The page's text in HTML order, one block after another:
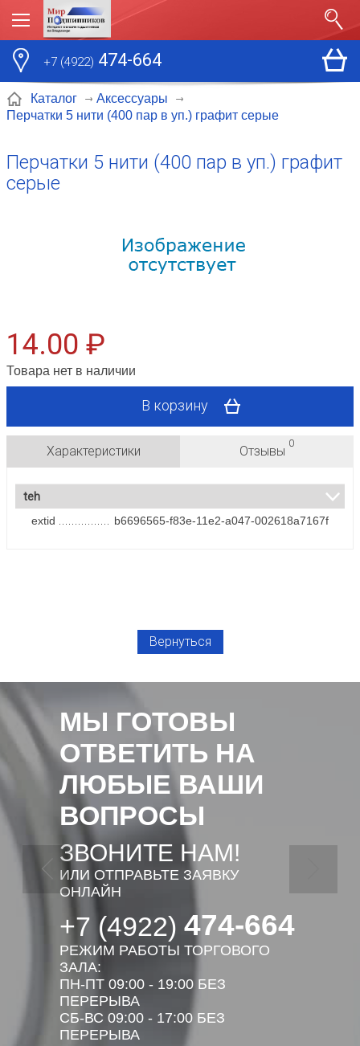
+7 (4922) 474-664
Каталог
Аксессуары
Перчатки 5 нити (400 пар в уп.) графит серые
Перчатки 5 нити (400 пар в уп.) графит
серые
14.00 ₽
Товара нет в наличии
В корзину
Характеристики Отзывы
0
teh
extid
b6696565-f83e-11e2-a047-002618a7167f
Вернуться
МЫ ГОТОВЫ
ОТВЕТИТЬ НА
ЛЮБЫЕ ВАШИ
ВОПРОСЫ
ЗВОНИТЕ НАМ!
ИЛИ ОТПРАВЬТЕ ЗАЯВКУ
ОНЛАЙН
+7 (4922) 474-664
РЕЖИМ РАБОТЫ ТОРГОВОГО
ЗАЛА:
ПН-ПТ 09:00 - 19:00 БЕЗ
ПЕРЕРЫВА
СБ-ВС 09:00 - 17:00 БЕЗ
ПЕРЕРЫВА